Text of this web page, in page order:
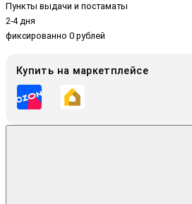
Пункты выдачи и постаматы
2-4 дня
фиксированно 0 рублей
Купить на маркетплейсе